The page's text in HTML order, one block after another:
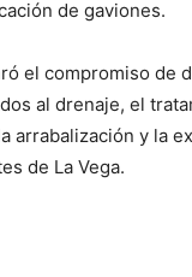
de gaviones.
el compromiso de
al drenaje, el
arrabalización y la
de La Vega.